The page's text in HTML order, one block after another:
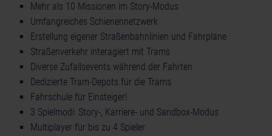
Mehr als 10 Missionen im Story-Modus
Umfangreiches Schienennetzwerk
Erstellung eigener Straßenbahnlinien und Fahrpläne
Straßenverkehr interagiert mit Trams
Diverse Zufallsevents während der Fahrten
Dedizierte Tram-Depots für die Trams
Fahrschule für Einsteiger!
3 Spielmodi: Story-, Karriere- und Sandbox-Modus
Multiplayer für bis zu 4 Spieler